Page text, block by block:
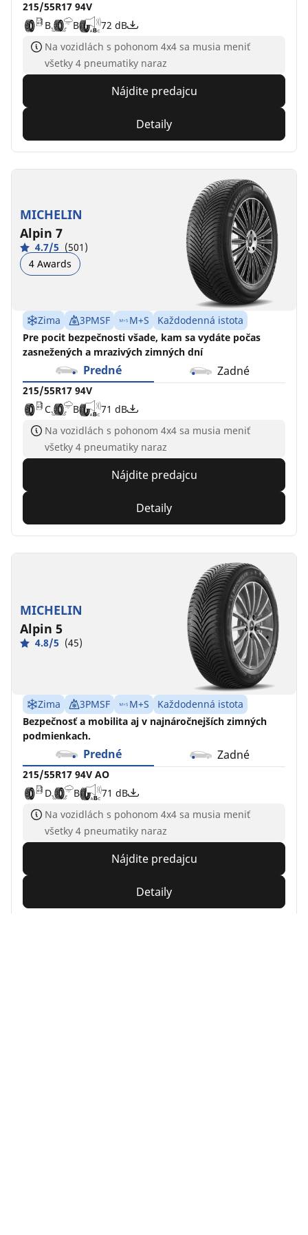
215/55R17 94V
B
B 72 dB
Na vozidlách s pohonom 4x4 sa musia meniť
všetky 4 pneumatiky naraz
Nájdite predajcu
Detaily
MICHELIN
Alpin 7
4.7/5 (501)
4 Awards
Zima 3PMSF M+S
Každodenná istota
Pre pocit bezpečnosti všade, kam sa vydáte počas
zasnežených a mrazivých zimných dní
Predné Zadné
215/55R17 94V
C
B 71 dB
Na vozidlách s pohonom 4x4 sa musia meniť
všetky 4 pneumatiky naraz
Nájdite predajcu
Detaily
MICHELIN
Alpin 5
4.8/5 (45)
Zima 3PMSF M+S
Každodenná istota
Bezpečnosť a mobilita aj v najnáročnejších zimných
podmienkach.
Predné Zadné
215/55R17 94V AO
D
B 71 dB
Na vozidlách s pohonom 4x4 sa musia meniť
všetky 4 pneumatiky naraz
Nájdite predajcu
Detaily